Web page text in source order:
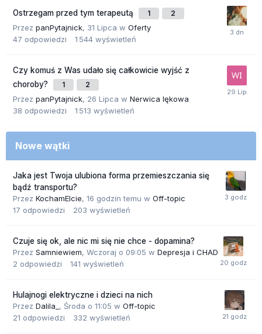
Ostrzegam przed tym terapeutą 1 2
Przez panPytajnick, 31 Lipca w Oferty
47 odpowiedzi 1 544 wyświetleń
Czy komuś z Was udało się całkowicie wyjść z
choroby?
1 2
Przez panPytajnick, 26 Lipca w Nerwica lękowa
38 odpowiedzi 1 513 wyświetleń
Nowe wątki
Jaka jest Twoja ulubiona forma przemieszczania się
bądź transportu?
Przez KochamElcie, 16 godzin temu w Off-topic
17 odpowiedzi 203 wyświetleń
Czuje się ok, ale nic mi się nie chce - dopamina?
Przez Samniewiem, Wczoraj o 09:05 w Depresja i CHAD
2 odpowiedzi 141 wyświetleń
Hulajnogi elektryczne i dzieci na nich
Przez Dalila_ , Środa o 11:05 w Off-topic
21 odpowiedzi 332 wyświetleń